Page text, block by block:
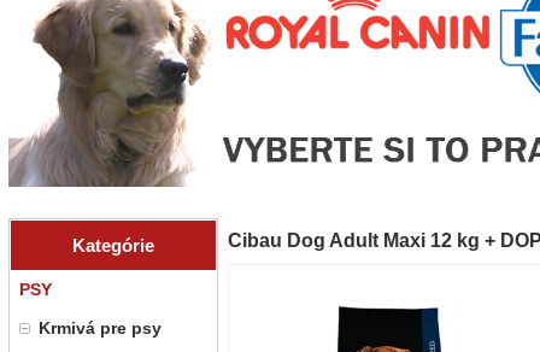
Kategórie
PSY
Krmivá pre psy
Cibau Dog Adult Maxi 12 kg +